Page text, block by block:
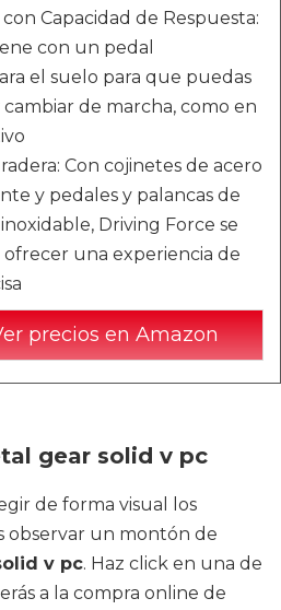
Capacidad de Respuesta:
con un pedal
el suelo para que puedas
de marcha, como en
Con cojinetes de acero
y pedales y palancas de
Driving Force se
ofrecer una experiencia de
precios en Amazon
gear solid v pc
de forma visual los
observar un montón de
v pc. Haz click en una de
a la compra online de